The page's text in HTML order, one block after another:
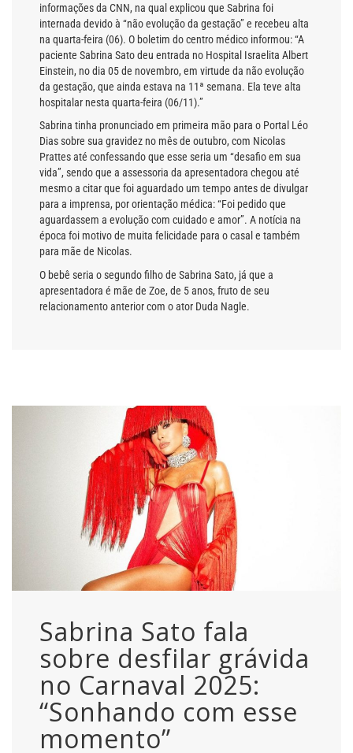
informações da CNN, na qual explicou que Sabrina foi
internada devido à “não evolução da gestação” e recebeu alta
na quarta-feira (06). O boletim do centro médico informou: “A
paciente Sabrina Sato deu entrada no Hospital Israelita Albert
Einstein, no dia 05 de novembro, em virtude da não evolução
da gestação, que ainda estava na 11ª semana. Ela teve alta
hospitalar nesta quarta-feira (06/11).”
Sabrina tinha pronunciado em primeira mão para o Portal Léo
Dias sobre sua gravidez no mês de outubro, com Nicolas
Prattes até confessando que esse seria um “desafio em sua
vida”, sendo que a assessoria da apresentadora chegou até
mesmo a citar que foi aguardado um tempo antes de divulgar
para a imprensa, por orientação médica: “Foi pedido que
aguardassem a evolução com cuidado e amor”. A notícia na
época foi motivo de muita felicidade para o casal e também
para mãe de Nicolas.
O bebê seria o segundo filho de Sabrina Sato, já que a
apresentadora é mãe de Zoe, de 5 anos, fruto de seu
relacionamento anterior com o ator Duda Nagle.
Sabrina Sato fala
sobre desfilar grávida
no Carnaval 2025:
“Sonhando com esse
momento”